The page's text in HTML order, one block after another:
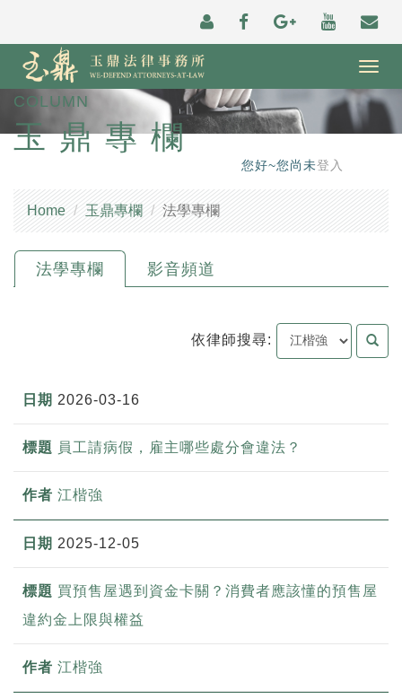
COLUMN
玉鼎專欄
您好~您尚未登入
Home 玉鼎專欄 法學專欄
法學專欄 影音頻道
依律師搜尋:
2026-03-16
員工請病假，雇主哪些處分會違法？
江楷強
2025-12-05
買預售屋遇到資金卡關？消費者應該懂的預售屋
違約金上限與權益
江楷強